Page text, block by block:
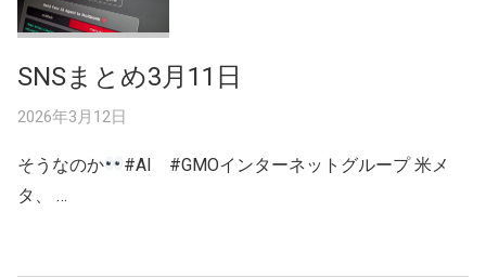
SNSまとめ3月11日
2026年3月12日
そうなのか
#AI #GMOインターネットグループ 米メ
タ、 …